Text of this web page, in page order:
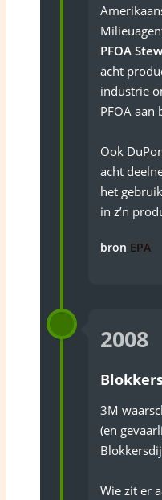
PFOA
acht
industrie
PFOA aan
Ook
acht
het
in z’n
bron EPA
2008
3M
(en
Wie zit er